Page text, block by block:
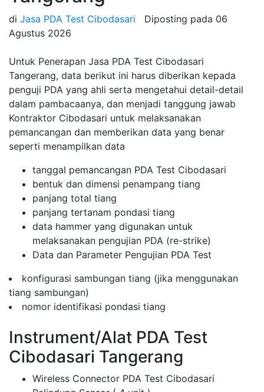
di Jasa PDA Test Cibodasari Diposting pada 06
Agustus 2026
Untuk Penerapan Jasa PDA Test Cibodasari
Tangerang, data berikut ini harus diberikan kepada
penguji PDA yang ahli serta mengetahui detail-detail
dalam pambacaanya, dan menjadi tanggung jawab
Kontraktor Cibodasari untuk melaksanakan
pemancangan dan memberikan data yang benar
seperti menampilkan data
tanggal pemancangan PDA Test Cibodasari
bentuk dan dimensi penampang tiang
panjang total tiang
panjang tertanam pondasi tiang
data hammer yang digunakan untuk
melaksanakan pengujian PDA (re-strike)
Data dan Parameter Pengujian PDA Test
konfigurasi sambungan tiang (jika menggunakan
tiang sambungan)
nomor identifikasi pondasi tiang
Instrument/Alat PDA Test
Cibodasari Tangerang
Wireless Connector PDA Test Cibodasari